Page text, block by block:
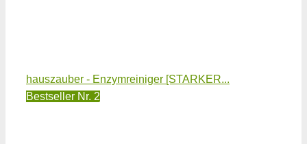
hauszauber - Enzymreiniger [STARKER...
Bestseller Nr. 2